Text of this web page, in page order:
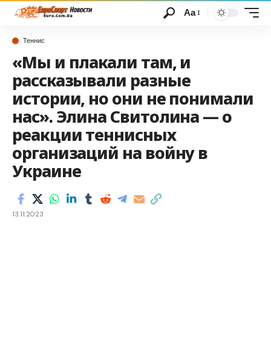
Аа
Теннис
«Мы и плакали там, и
рассказывали разные
истории, но они не понимали
нас». Элина Свитолина — о
реакции теннисных
организаций на войну в
Украине
13.11.2023